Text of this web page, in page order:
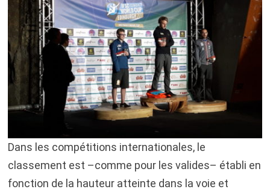
Dans les compétitions internationales, le
classement est –comme pour les valides– établi en
fonction de la hauteur atteinte dans la voie et